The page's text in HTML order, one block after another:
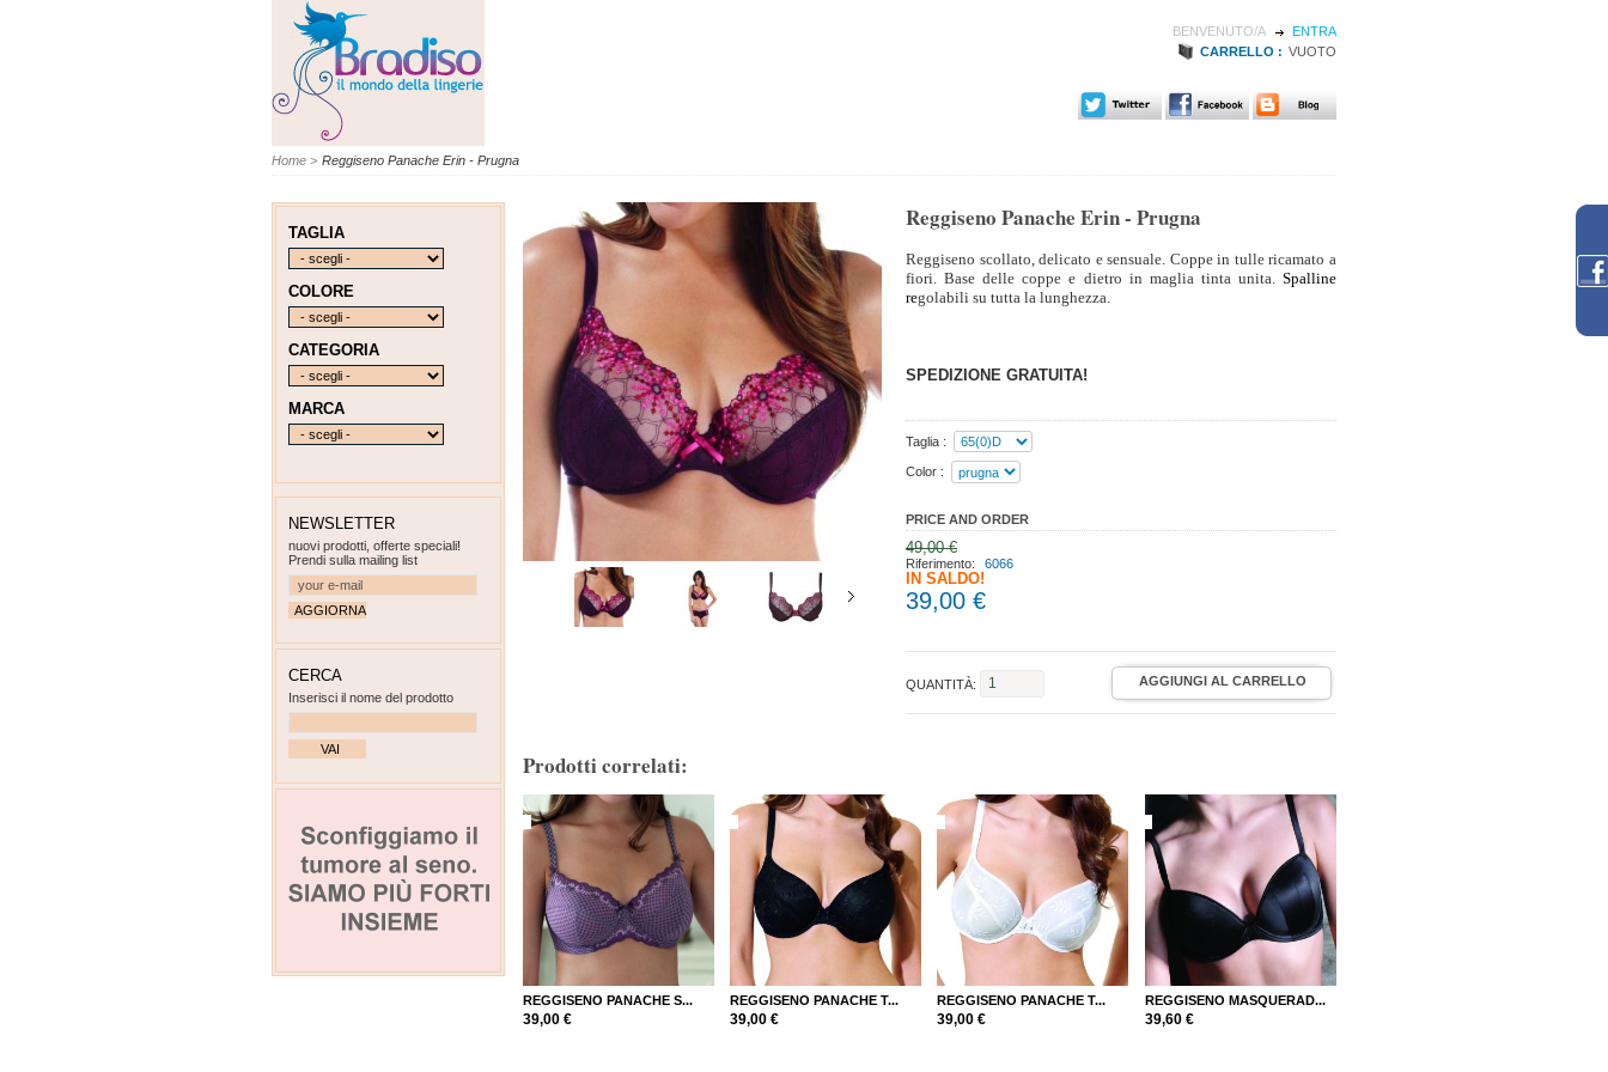
BENVENUTO/A
ENTRA
CARRELLO : VUOTO
Home > Reggiseno Panache Erin - Prugna
Reggiseno Panache Erin - Prugna
Reggiseno scollato, delicato e sensuale. Coppe in tulle ricamato a
fiori. Base delle coppe e dietro in maglia tinta unita. Spalline
regolabili su tutta la lunghezza.
SPEDIZIONE GRATUITA!
Taglia :
Color :
PRICE AND ORDER
49,00 €
Riferimento: 6066
IN SALDO!
39,00 €
QUANTITÀ:
Prodotti correlati:
REGGISENO PANACHE S...
39,00 €
REGGISENO PANACHE T...
39,00 €
REGGISENO PANACHE T...
39,00 €
REGGISENO MASQUERAD...
39,60 €
TAGLIA
COLORE
CATEGORIA
MARCA
NEWSLETTER
nuovi prodotti, offerte speciali!
Prendi sulla mailing list
CERCA
Inserisci il nome del prodotto